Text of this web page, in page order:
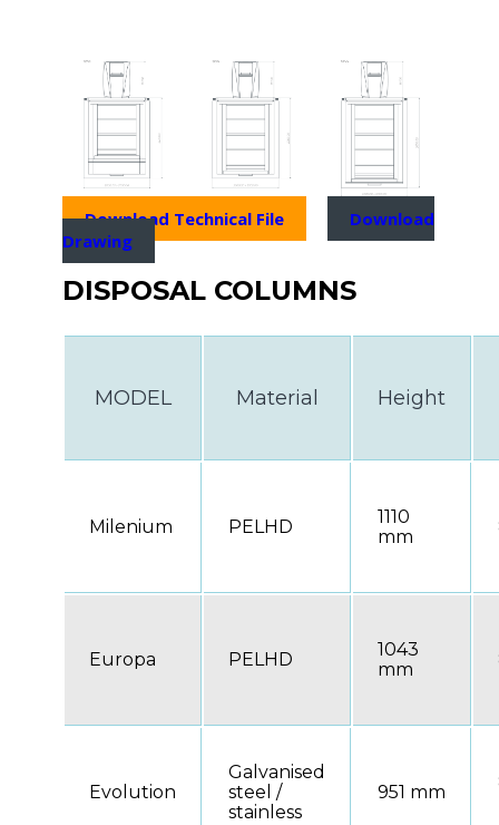
Download Technical File
Download
Drawing
DISPOSAL COLUMNS
MODEL Material Height
Milenium PELHD
1110
mm
Europa PELHD
1043
mm
Evolution
Galvanised
steel /
stainless
951 mm